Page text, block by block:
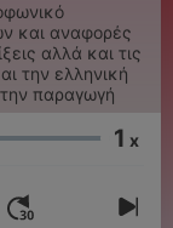
και αναφορές
αλλά και τις
την ελληνική
παραγωγή
1 x